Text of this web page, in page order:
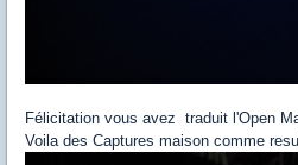
Félicitation vous avez traduit l'Open
Voila des Captures maison comme